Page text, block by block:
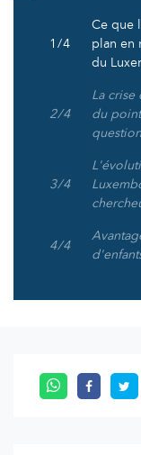
1 / 4
Ce que
plan en
du
2 / 4
La
du
3 / 4
4 / 4